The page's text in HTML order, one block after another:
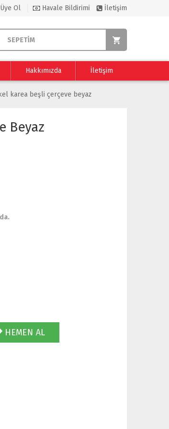
Üye Ol Havale Bildirimi İletişim
SEPETİM
Hakkımızda İletişim
karea beşli çerçeve beyaz
Beyaz
HEMEN AL